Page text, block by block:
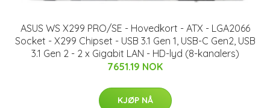
ASUS WS X299 PRO/SE - Hovedkort - ATX - LGA2066
Socket - X299 Chipset - USB 3.1 Gen 1, USB-C Gen2, USB
3.1 Gen 2 - 2 x Gigabit LAN - HD-lyd (8-kanalers)
7651.19 NOK
KJØP NÅ